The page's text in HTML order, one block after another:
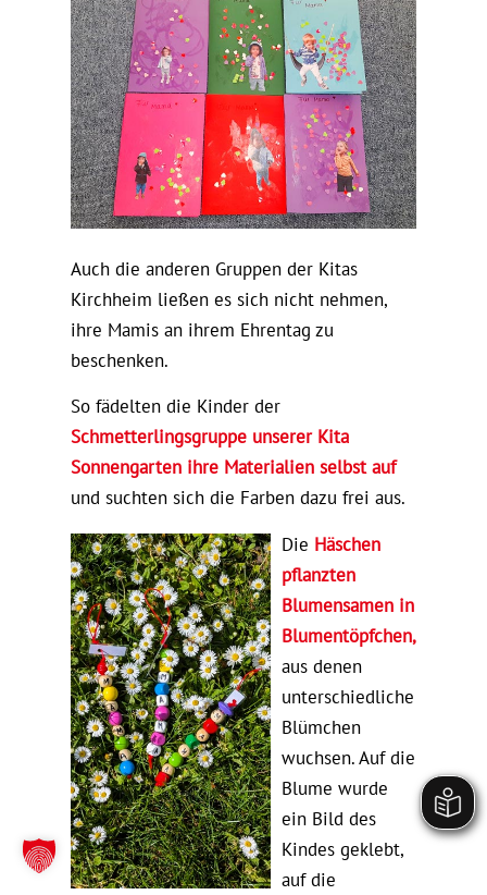
Auch die anderen Gruppen der Kitas
Kirchheim ließen es sich nicht nehmen,
ihre Mamis an ihrem Ehrentag zu
beschenken.
So fädelten die Kinder der
Schmetterlingsgruppe unserer Kita
Sonnengarten ihre Materialien selbst auf
und suchten sich die Farben dazu frei aus.
Die Häschen
pflanzten
Blumensamen in
Blumentöpfchen,
aus denen
unterschiedliche
Blümchen
wuchsen. Auf die
Blume wurde
ein Bild des
Kindes geklebt,
auf die